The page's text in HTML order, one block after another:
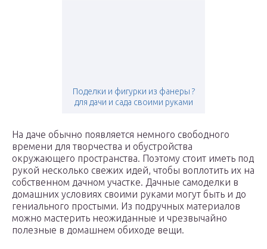
Поделки и фигурки из фанеры ?
для дачи и сада своими руками
На даче обычно появляется немного свободного
времени для творчества и обустройства
окружающего пространства. Поэтому стоит иметь под
рукой несколько свежих идей, чтобы воплотить их на
собственном дачном участке. Дачные самоделки в
домашних условиях своими руками могут быть и до
гениального простыми. Из подручных материалов
можно мастерить неожиданные и чрезвычайно
полезные в домашнем обиходе вещи.